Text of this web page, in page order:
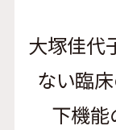
大塚佳代
ない臨
下機